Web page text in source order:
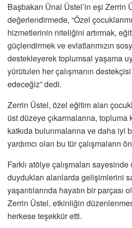
Başbakan Ünal Üstel’in eşi Zerrin
değerlendirmede, “Özel
hizmetlerinin niteliğini artırmak,
güçlendirmek ve evlatlarımızın
destekleyerek toplumsal yaşama
yürütulen her çalışmanın
edeceğiz” dedi.
Zerrin Üstel, özel eğitim alan
üst düzeye çıkarmalarına, topluma
katkıda bulunmalarına ve daha iyi
yardımcı olan bu tür çalışmaların
Farklı atölye çalışmaları
duydukları alanlarda gelişimlerini
yaşantılarında hayatın bir parçası
Zerrin Üstel, etkinliğin
herkese teşekkür etti.